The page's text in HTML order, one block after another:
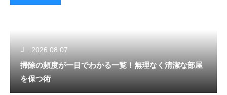
2026.08.07
掃除の頻度が一目でわかる一覧！無理なく清潔な部屋
を保つ術